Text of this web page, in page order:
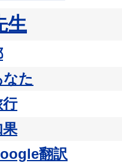
生
なた
行
果
翻訳